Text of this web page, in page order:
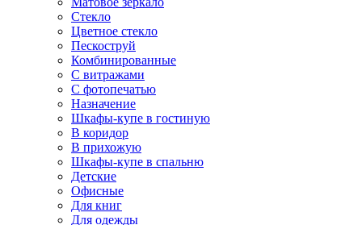
Стекло
Цветное стекло
Пескоструй
Комбинированные
С витражами
С фотопечатью
Назначение
Шкафы-купе в гостиную
В коридор
В прихожую
Шкафы-купе в спальню
Детские
Офисные
Для книг
Для одежды